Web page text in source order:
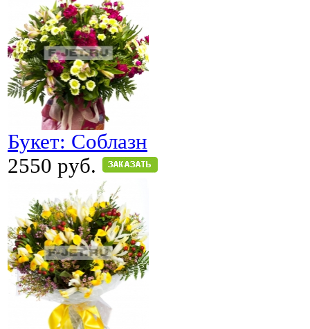
Букет: Соблазн
2550 руб.